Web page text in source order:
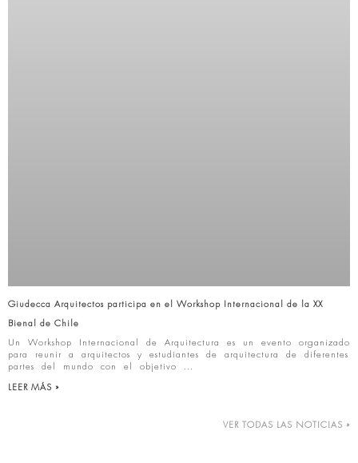
Giudecca Arquitectos participa en el Workshop Internacional de la XX
Bienal de Chile
Un Workshop Internacional de Arquitectura es un evento organizado
para reunir a arquitectos y estudiantes de arquitectura de diferentes
partes del mundo con el objetivo
LEER MÁS »
VER TODAS LAS NOTICIAS »